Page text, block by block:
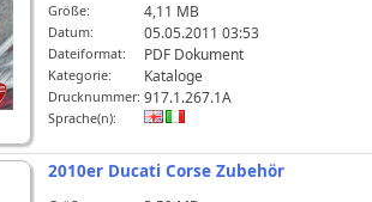
Größe: 4,11 MB
Datum: 05.05.2011 03:53
Dateiformat: PDF Dokument
Kategorie: Kataloge
Drucknummer: 917.1.267.1A
Sprache(n):
2010er Ducati Corse Zubehör